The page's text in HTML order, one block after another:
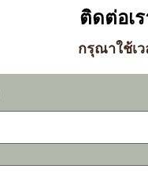
ติดต่อเ
กรุณาใช้เ